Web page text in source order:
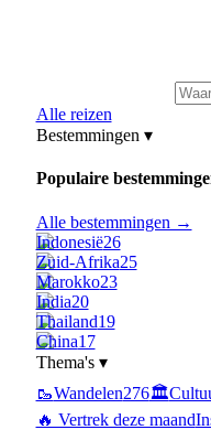
Alle reizen
Bestemmingen ▾
Populaire
Alle bestemmingen →
Indonesië26
Zuid-Afrika25
Marokko23
India20
Thailand19
China17
Thema's ▾
🥾Wandelen276🏛️
🔥 Vertrek deze maand